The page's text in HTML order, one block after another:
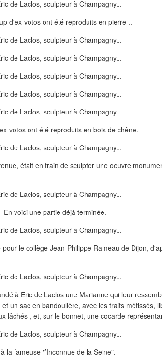
d'ex-votos ont été reproduits en pierre ...
votos ont été reproduits en bois de chêne.
était en train de sculpter une oeuvre
En voici une partie déjà terminée.
le collège Jean-Philippe Rameau de Dijon,
à Eric de Laclos une Marianne qui leur
un sac en bandoulière, avec les traits métissés,
lâchés , et, sur le bonnet, une cocarde
la fameuse "’Inconnue de la Seine".